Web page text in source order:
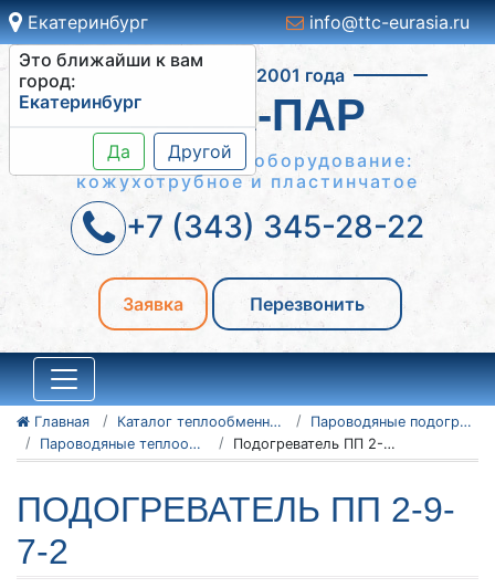
Екатеринбург
Это ближайши к вам
город:
Екатеринбург
Да Другой
info@ttc-eurasia.ru
Работаем с 2001 года
ВОДА-ПАР
Теплообменное оборудование:
кожухотрубное и пластинчатое
+7 (343) 345-28-22
Заявка Перезвонить
Главная Каталог теплообменного оборудования
Пароводяные подогреватели
Пароводяные теплообменники ПП (ПП1 и ПП2)
Подогреватель ПП 2-9-7-2
ПОДОГРЕВАТЕЛЬ ПП 2-9-
7-2